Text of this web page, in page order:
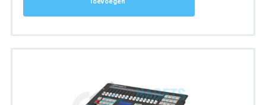
Toevoegen